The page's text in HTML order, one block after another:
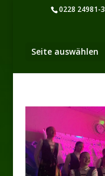
0228 24981-3
Seite auswählen